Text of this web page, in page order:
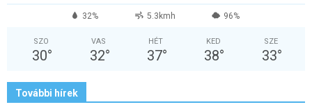
32% 5.3kmh 96%
SZO
30°
VAS
32°
HÉT
37°
KED
38°
SZE
33°
További hírek